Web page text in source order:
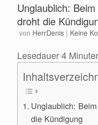
Unglaublich:
droht die
von HerrDenis | Keine
Lesedauer4
Unglaublich:
die Kündigung